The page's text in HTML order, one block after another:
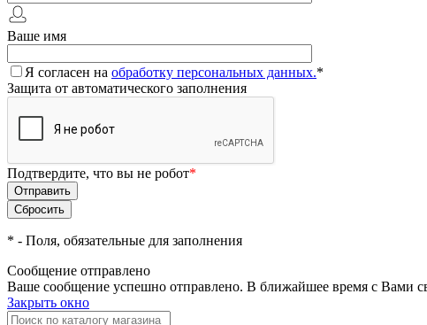
Ваше имя
Я согласен на обработку персональных данных.*
Защита от автоматического заполнения
Подтвердите, что вы не робот*
* - Поля, обязательные для заполнения
Сообщение отправлено
Ваше сообщение успешно отправлено. В ближайшее время с Вами
Закрыть окно